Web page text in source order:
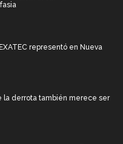
representó en Nueva
la derrota también merece ser